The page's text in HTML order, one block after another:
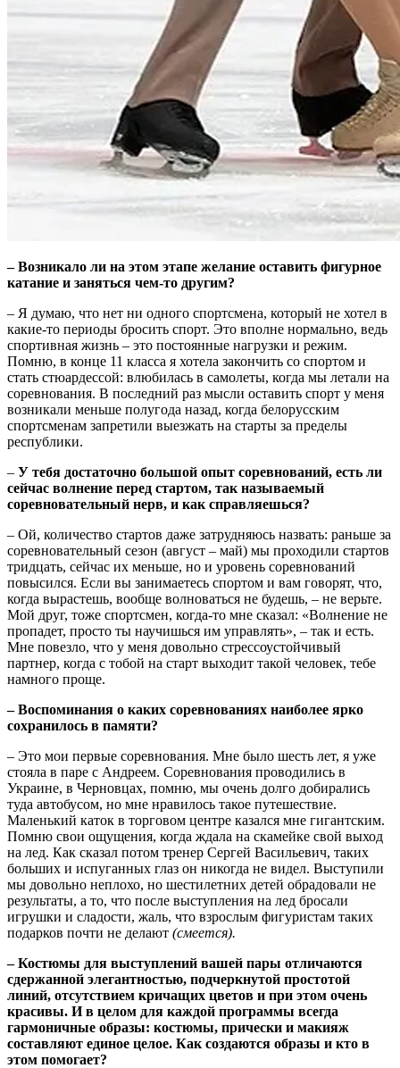
– Возникало ли на этом этапе желание оставить фигурное
катание и заняться чем-то другим?
– Я думаю, что нет ни одного спортсмена, который не хотел в
какие-то периоды бросить спорт. Это вполне нормально, ведь
спортивная жизнь – это постоянные нагрузки и режим.
Помню, в конце 11 класса я хотела закончить со спортом и
стать стюардессой: влюбилась в самолеты, когда мы летали на
соревнования. В последний раз мысли оставить спорт у меня
возникали меньше полугода назад, когда белорусским
спортсменам запретили выезжать на старты за пределы
республики.
– У тебя достаточно большой опыт соревнований, есть ли
сейчас волнение перед стартом, так называемый
соревновательный нерв, и как справляешься?
– Ой, количество стартов даже затрудняюсь назвать: раньше за
соревновательный сезон (август – май) мы проходили стартов
тридцать, сейчас их меньше, но и уровень соревнований
повысился. Если вы занимаетесь спортом и вам говорят, что,
когда вырастешь, вообще волноваться не будешь, – не верьте.
Мой друг, тоже спортсмен, когда-то мне сказал: «Волнение не
пропадет, просто ты научишься им управлять», – так и есть.
Мне повезло, что у меня довольно стрессоустойчивый
партнер, когда с тобой на старт выходит такой человек, тебе
намного проще.
– Воспоминания о каких соревнованиях наиболее ярко
сохранилось в памяти?
– Это мои первые соревнования. Мне было шесть лет, я уже
стояла в паре с Андреем. Соревнования проводились в
Украине, в Черновцах, помню, мы очень долго добирались
туда автобусом, но мне нравилось такое путешествие.
Маленький каток в торговом центре казался мне гигантским.
Помню свои ощущения, когда ждала на скамейке свой выход
на лед. Как сказал потом тренер Сергей Васильевич, таких
больших и испуганных глаз он никогда не видел. Выступили
мы довольно неплохо, но шестилетних детей обрадовали не
результаты, а то, что после выступления на лед бросали
игрушки и сладости, жаль, что взрослым фигуристам таких
подарков почти не делают (смеется).
– Костюмы для выступлений вашей пары отличаются
сдержанной элегантностью, подчеркнутой простотой
линий, отсутствием кричащих цветов и при этом очень
красивы. И в целом для каждой программы всегда
гармоничные образы: костюмы, прически и макияж
составляют единое целое. Как создаются образы и кто в
этом помогает?